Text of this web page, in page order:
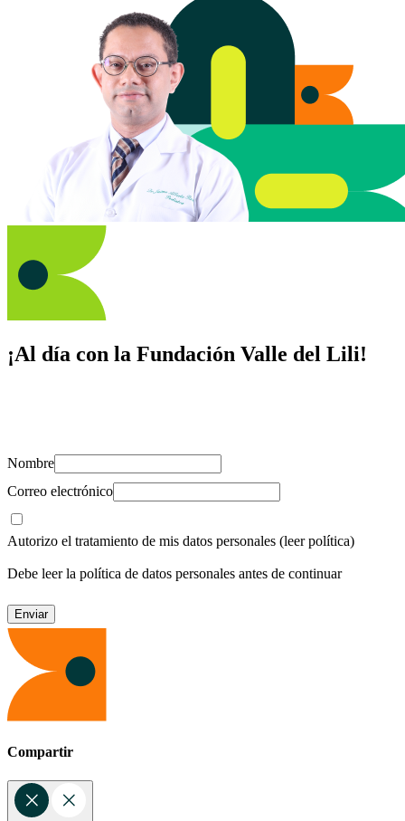
¡Al día con la Fundación Valle del Lili!
Nombre
Correo electrónico
Autorizo el tratamiento de mis datos personales (leer política)
Debe leer la política de datos personales antes de continuar
Compartir